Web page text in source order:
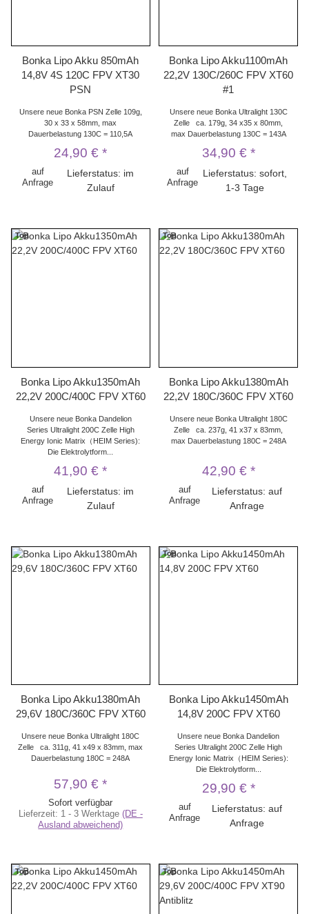
Bonka Lipo Akku 850mAh
14,8V 4S 120C FPV XT30
PSN
Unsere neue Bonka PSN Zelle 109g,
30 x 33 x 58mm, max
Dauerbelastung 130C = 110,5A
24,90 €*
auf
Anfrage
Lieferstatus: im
Zulauf
Bonka Lipo Akku1100mAh
22,2V 130C/260C FPV XT60
#1
Unsere neue Bonka Ultralight 130C
Zelle ca. 179g, 34 x35 x 80mm,
max Dauerbelastung 130C = 143A
34,90 € *
auf
Anfrage
Lieferstatus: sofort,
1-3 Tage
Top
Bonka Lipo Akku1350mAh
22,2V 200C/400C FPV XT60
Unsere neue Bonka Dandelion
Series Ultralight 200C Zelle High
Energy Ionic Matrix（HEIM Series):
Die Elektrolytform...
41,90 €*
auf
Anfrage
Lieferstatus: im
Zulauf
Top
Bonka Lipo Akku1380mAh
22,2V 180C/360C FPV XT60
Unsere neue Bonka Ultralight 180C
Zelle ca. 237g, 41 x37 x 83mm,
max Dauerbelastung 180C = 248A
42,90 € *
auf
Anfrage
Lieferstatus: auf
Anfrage
Bonka Lipo Akku1380mAh
29,6V 180C/360C FPV XT60
Unsere neue Bonka Ultralight 180C
Zelle ca. 311g, 41 x49 x 83mm, max
Dauerbelastung 180C = 248A
57,90 €*
Sofort verfügbar
Lieferzeit: 1 - 3 Werktage (DE -
Ausland abweichend)
Top
Bonka Lipo Akku1450mAh
14,8V 200C FPV XT60
Unsere neue Bonka Dandelion
Series Ultralight 200C Zelle High
Energy Ionic Matrix（HEIM Series):
Die Elektrolytform...
29,90 € *
auf
Anfrage
Lieferstatus: auf
Anfrage
Top Top